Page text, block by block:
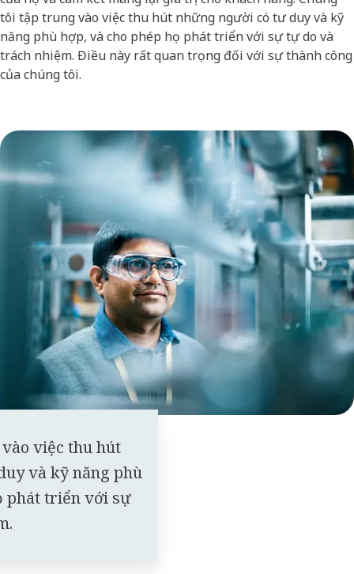
tôi tập trung vào việc thu hút những người có tư duy và kỹ
năng phù hợp, và cho phép họ phát triển với sự tự do và
trách nhiệm. Điều này rất quan trọng đối với sự thành công
của chúng tôi.
việc thu hút
và kỹ năng phù
phát triển với sự